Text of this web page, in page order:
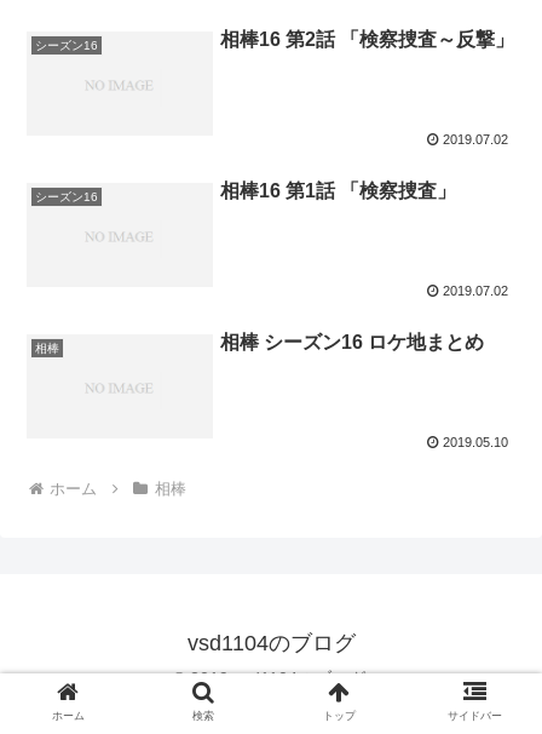
シーズン16 相棒16 第2話 「検察捜査～反撃」
2019.07.02
シーズン16 相棒16 第1話 「検察捜査」
2019.07.02
相棒 相棒 シーズン16 ロケ地まとめ
2019.05.10
ホーム 相棒
vsd1104のブログ
© 2019 vsd1104のブログ.
ホーム 検索 トップ サイドバー